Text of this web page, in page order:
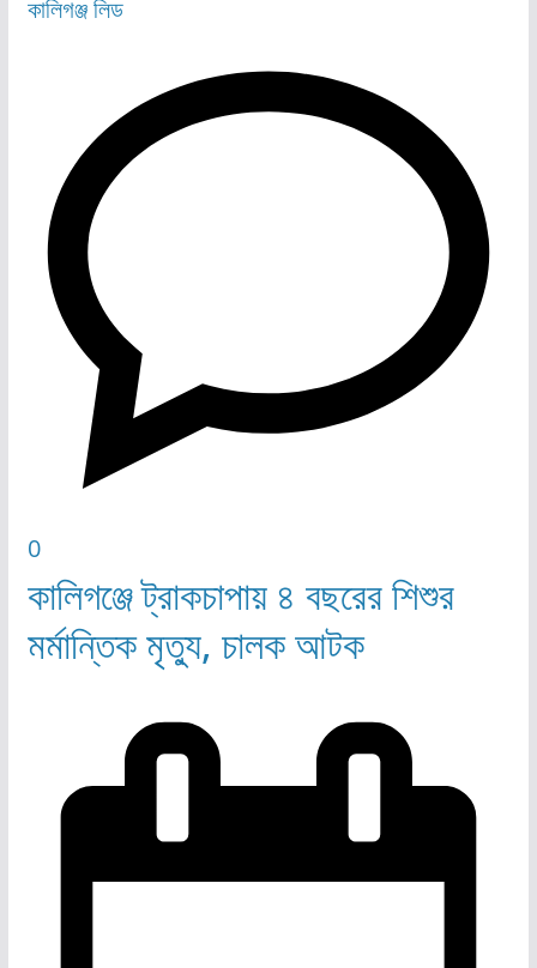
কালিগঞ্জলিড
0
কালিগঞ্জে ট্রাকচাপায় ৪ বছরের শিশুর
মর্মান্তিক মৃত্যু, চালক আটক